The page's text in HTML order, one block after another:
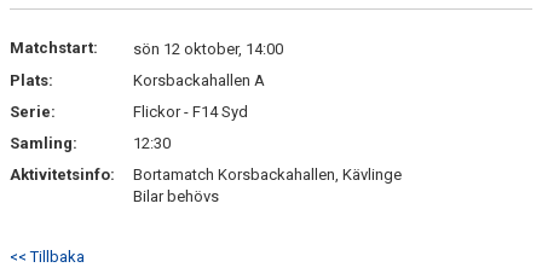
Matchstart:
sön 12 oktober, 14:00
Plats:
Korsbackahallen A
Serie:
Flickor - F14 Syd
Samling:
12:30
Aktivitetsinfo:
Bortamatch Korsbackahallen, Kävlinge
Bilar behövs
<< Tillbaka